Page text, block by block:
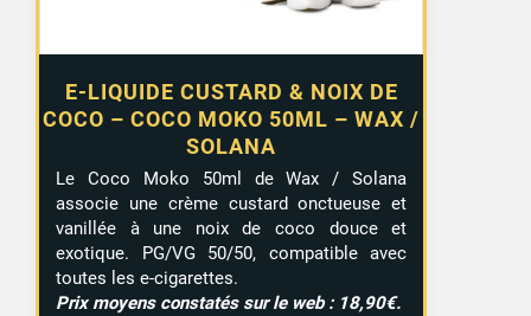
E-LIQUIDE CUSTARD & NOIX DE
COCO – COCO MOKO 50ML – WAX /
SOLANA
Le Coco Moko 50ml de Wax / Solana
associe une crème custard onctueuse et
vanillée à une noix de coco douce et
exotique. PG/VG 50/50, compatible avec
toutes les e-cigarettes.
Prix moyens constatés sur le web : 18,90€.